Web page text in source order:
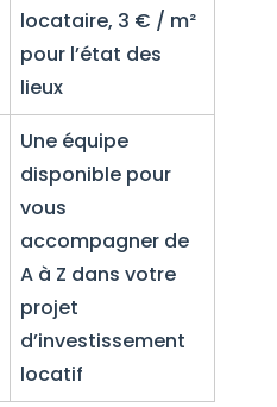
locataire, 3 € / m²
pour l’état des
lieux
Une équipe
disponible pour
vous
accompagner de
A à Z dans votre
projet
d’investissement
locatif